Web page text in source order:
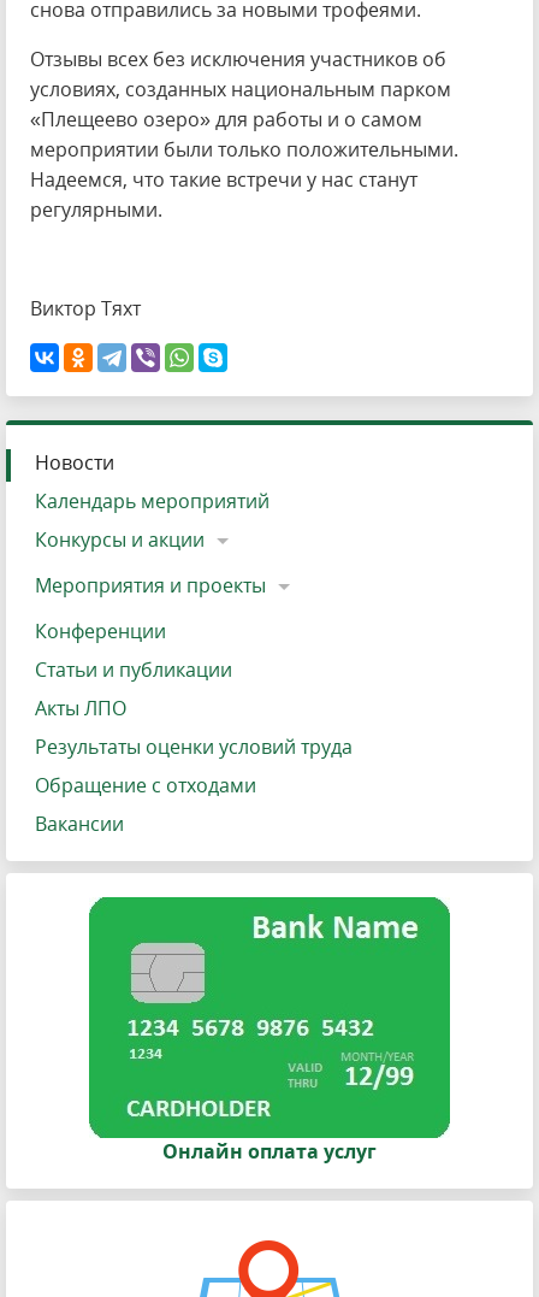
снова отправились за новыми трофеями.
Отзывы всех без исключения участников об
условиях, созданных национальным парком
«Плещеево озеро» для работы и о самом
мероприятии были только положительными.
Надеемся, что такие встречи у нас станут
регулярными.
Виктор Тяхт
Новости
Календарь мероприятий
Конкурсы и акции
Мероприятия и проекты
Конференции
Статьи и публикации
Акты ЛПО
Результаты оценки условий труда
Обращение с отходами
Вакансии
Онлайн оплата услуг